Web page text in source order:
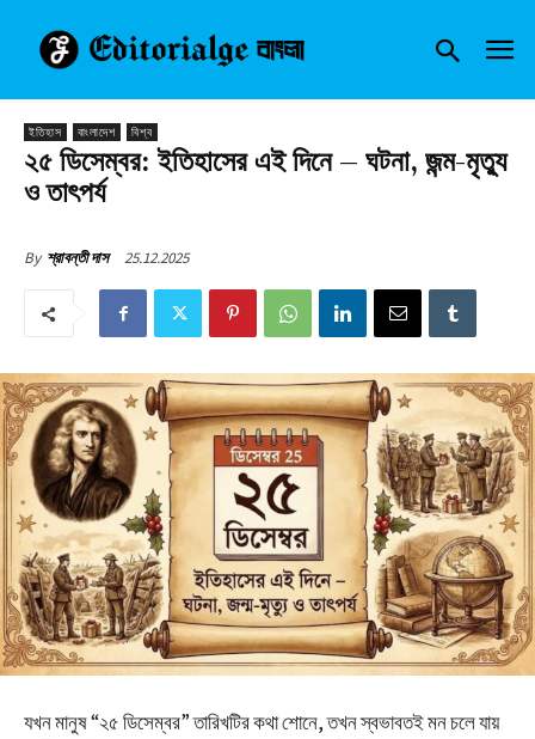
ইতিহাস বাংলাদেশ বিশ্ব
২৫ ডিসেম্বর: ইতিহাসের এই দিনে – ঘটনা, জন্ম-মৃত্যু
ও তাৎপর্য
By শ্রাবন্তী দাস 25.12.2025
যখন মানুষ “২৫ ডিসেম্বর” তারিখটির কথা শোনে, তখন স্বভাবতই মন চলে যায়